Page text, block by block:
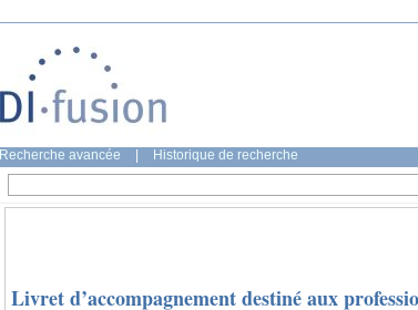
Recherche avancée Historique de recherche
Livret d’accompagnement destiné aux